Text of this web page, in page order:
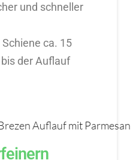
und schneller
ca. 15
der Auflauf